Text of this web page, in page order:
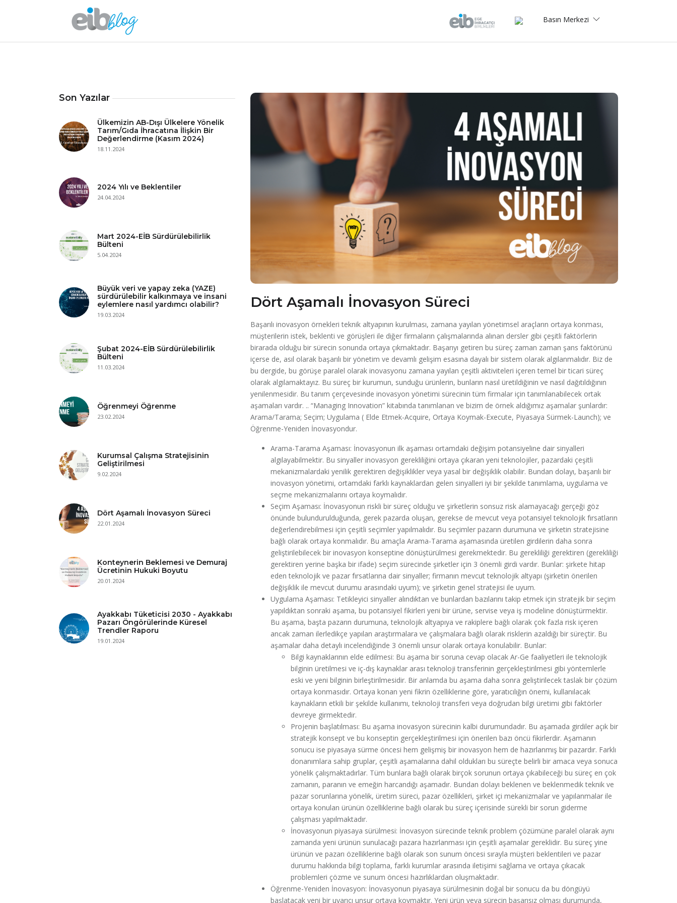
Basın Merkezi
Son Yazılar
Ülkemizin AB-Dışı Ülkelere Yönelik
Tarım/Gıda İhracatına İlişkin Bir
Değerlendirme (Kasım 2024)
18.11.2024
2024 Yılı ve Beklentiler
24.04.2024
Mart 2024-EİB Sürdürülebilirlik
Bülteni
5.04.2024
Büyük veri ve yapay zeka (YAZE)
sürdürülebilir kalkınmaya ve insani
eylemlere nasıl yardımcı olabilir?
19.03.2024
Şubat 2024-EİB Sürdürülebilirlik
Bülteni
11.03.2024
Öğrenmeyi Öğrenme
23.02.2024
Kurumsal Çalışma Stratejisinin
Geliştirilmesi
9.02.2024
Dört Aşamalı İnovasyon Süreci
22.01.2024
Konteynerin Beklemesi ve Demuraj
Ücretinin Hukuki Boyutu
20.01.2024
Ayakkabı Tüketicisi 2030 - Ayakkabı
Pazarı Öngörülerinde Küresel
Trendler Raporu
19.01.2024
Dört Aşamalı İnovasyon Süreci
Başarılı inovasyon örnekleri teknik altyapının kurulması, zamana yayılan yönetimsel araçların ortaya konması,
müşterilerin istek, beklenti ve görüşleri ile diğer firmaların çalışmalarında alınan dersler gibi çeşitli faktörlerin
birarada olduğu bir sürecin sonunda ortaya çıkmaktadır. Başarıyı getiren bu süreç zaman zaman şans faktörünü
içerse de, asıl olarak başarılı bir yönetim ve devamlı gelişim esasına dayalı bir sistem olarak algılanmalıdır. Biz de
bu dergide, bu görüşe paralel olarak inovasyonu zamana yayılan çeşitli aktiviteleri içeren temel bir ticari süreç
olarak algılamaktayız. Bu süreç bir kurumun, sunduğu ürünlerin, bunların nasıl üretildiğinin ve nasıl dağıtıldığının
yenilenmesidir. Bu tanım çerçevesinde inovasyon yönetimi sürecinin tüm firmalar için tanımlanabilecek ortak
aşamaları vardır. .. “Managing Innovation” kitabında tanımlanan ve bizim de örnek aldığımız aşamalar şunlardır:
Arama/Tarama; Seçim; Uygulama ( Elde Etmek-Acquire, Ortaya Koymak-Execute, Piyasaya Sürmek-Launch); ve
Öğrenme-Yeniden İnovasyondur.
Arama-Tarama Aşaması: İnovasyonun ilk aşaması ortamdaki değişim potansiyeline dair sinyalleri
algılayabilmektir. Bu sinyaller inovasyon gerekliliğini ortaya çıkaran yeni teknolojiler, pazardaki çeşitli
mekanizmalardaki yenilik gerektiren değişiklikler veya yasal bir değişiklik olabilir. Bundan dolayı, başarılı bir
inovasyon yönetimi, ortamdaki farklı kaynaklardan gelen sinyalleri iyi bir şekilde tanımlama, uygulama ve
seçme mekanizmalarını ortaya koymalıdır.
Seçim Aşaması: İnovasyonun riskli bir süreç olduğu ve şirketlerin sonsuz risk alamayacağı gerçeği göz
önünde bulundurulduğunda, gerek pazarda oluşan, gerekse de mevcut veya potansiyel teknolojik fırsatların
değerlendirebilmesi için çeşitli seçimler yapılmalıdır. Bu seçimler pazarın durumuna ve şirketin stratejisine
bağlı olarak ortaya konmalıdır. Bu amaçla Arama-Tarama aşamasında üretilen girdilerin daha sonra
geliştirilebilecek bir inovasyon konseptine dönüştürülmesi gerekmektedir. Bu gerekliliği gerektiren (gerekliliği
gerektiren yerine başka bir ifade) seçim sürecinde şirketler için 3 önemli girdi vardır. Bunlar: şirkete hitap
eden teknolojik ve pazar fırsatlarına dair sinyaller; firmanın mevcut teknolojik altyapı (şirketin önerilen
değişiklik ile mevcut durumu arasındaki uyum); ve şirketin genel stratejisi ile uyum.
Uygulama Aşaması: Tetikleyici sinyaller alındıktan ve bunlardan bazılarını takip etmek için stratejik bir seçim
yapıldıktan sonraki aşama, bu potansiyel fikirleri yeni bir ürüne, servise veya iş modeline dönüştürmektir.
Bu aşama, başta pazarın durumuna, teknolojik altyapıya ve rakiplere bağlı olarak çok fazla risk içeren
ancak zaman ilerledikçe yapılan araştırmalara ve çalışmalara bağlı olarak risklerin azaldığı bir süreçtir. Bu
aşamalar daha detaylı incelendiğinde 3 önemli unsur olarak ortaya konulabilir. Bunlar:
Bilgi kaynaklarının elde edilmesi: Bu aşama bir soruna cevap olacak Ar-Ge faaliyetleri ile teknolojik
bilginin üretilmesi ve iç-dış kaynaklar arası teknoloji transferinin gerçekleştirilmesi gibi yöntemlerle
eski ve yeni bilginin birleştirilmesidir. Bir anlamda bu aşama daha sonra geliştirilecek taslak bir çözüm
ortaya konmasıdır. Ortaya konan yeni fikrin özelliklerine göre, yaratıcılığın önemi, kullanılacak
kaynakların etkili bir şekilde kullanımı, teknoloji transferi veya doğrudan bilgi üretimi gibi faktörler
devreye girmektedir.
Projenin başlatılması: Bu aşama inovasyon sürecinin kalbi durumundadır. Bu aşamada girdiler açık bir
stratejik konsept ve bu konseptin gerçekleştirilmesi için önerilen bazı öncü fikirlerdir. Aşamanın
sonucu ise piyasaya sürme öncesi hem gelişmiş bir inovasyon hem de hazırlanmış bir pazardır. Farklı
donanımlara sahip gruplar, çeşitli aşamalarına dahil oldukları bu süreçte belirli bir amaca veya sonuca
yönelik çalışmaktadırlar. Tüm bunlara bağlı olarak birçok sorunun ortaya çıkabileceği bu süreç en çok
zamanın, paranın ve emeğin harcandığı aşamadır. Bundan dolayı beklenen ve beklenmedik teknik ve
pazar sorunlarına yönelik, üretim süreci, pazar özellikleri, şirket içi mekanizmalar ve yapılanmalar ile
ortaya konulan ürünün özelliklerine bağlı olarak bu süreç içerisinde sürekli bir sorun giderme
çalışması yapılmaktadır.
İnovasyonun piyasaya sürülmesi: İnovasyon sürecinde teknik problem çözümüne paralel olarak aynı
zamanda yeni ürünün sunulacağı pazara hazırlanması için çeşitli aşamalar gereklidir. Bu süreç yine
ürünün ve pazarı özelliklerine bağlı olarak son sunum öncesi sırayla müşteri beklentileri ve pazar
durumu hakkında bilgi toplama, farklı kurumlar arasında iletişimi sağlama ve ortaya çıkacak
problemleri çözme ve sunum öncesi hazırlıklardan oluşmaktadır.
Öğrenme-Yeniden İnovasyon: İnovasyonun piyasaya sürülmesinin doğal bir sonucu da bu döngüyü
başlatacak yeni bir uyarıcı unsur ortaya koymaktır. Yeni ürün veya sürecin başarısız olması durumunda,